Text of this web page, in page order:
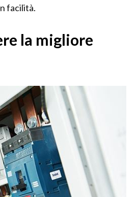
facilità.
la migliore